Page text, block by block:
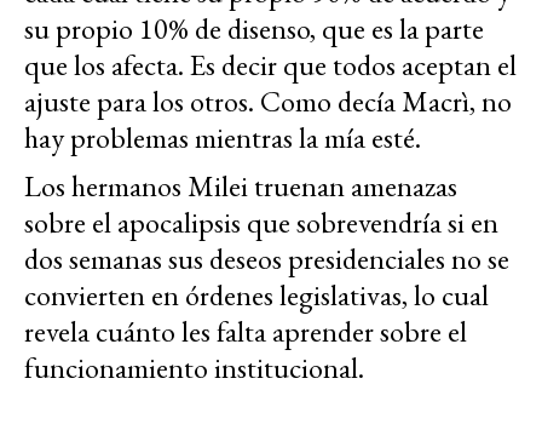
su propio 10% de disenso, que es la parte
que los afecta. Es decir que todos aceptan el
ajuste para los otros. Como decía Macrì, no
hay problemas mientras la mía esté.
Los hermanos Milei truenan amenazas
sobre el apocalipsis que sobrevendría si en
dos semanas sus deseos presidenciales no se
convierten en órdenes legislativas, lo cual
revela cuánto les falta aprender sobre el
funcionamiento institucional.